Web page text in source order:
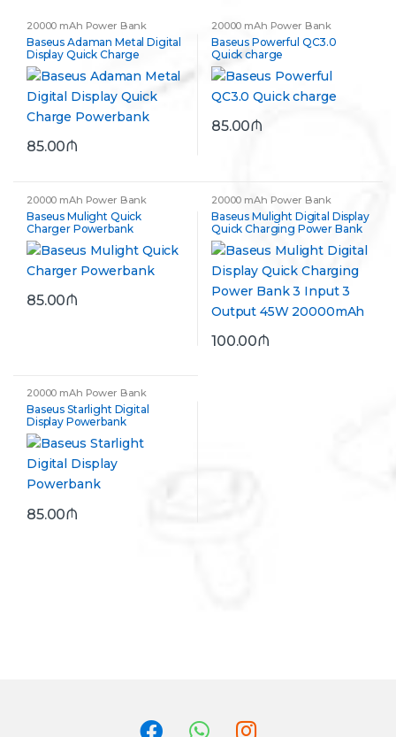
20000 mAh Power Bank
Baseus Adaman Metal Digital
Display Quick Charge
Powerbank
85.00₼
20000 mAh Power Bank
Baseus Powerful QC3.0
Quick charge
85.00₼
20000 mAh Power Bank
Baseus Mulight Quick
Charger Powerbank
85.00₼
20000 mAh Power Bank
Baseus Mulight Digital Display
Quick Charging Power Bank
3 Input 3 Output 45W
20000mAh
100.00₼
20000 mAh Power Bank
Baseus Starlight Digital
Display Powerbank
85.00₼